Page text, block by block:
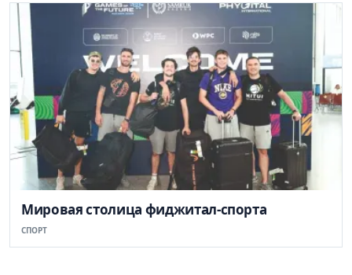
Мировая столица фиджитал-спорта
СПОРТ